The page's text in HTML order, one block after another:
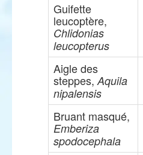
Guifette
leucoptère,
Chlidonias
leucopterus
Aigle des
steppes, Aquila
nipalensis
Bruant masqué,
Emberiza
spodocephala